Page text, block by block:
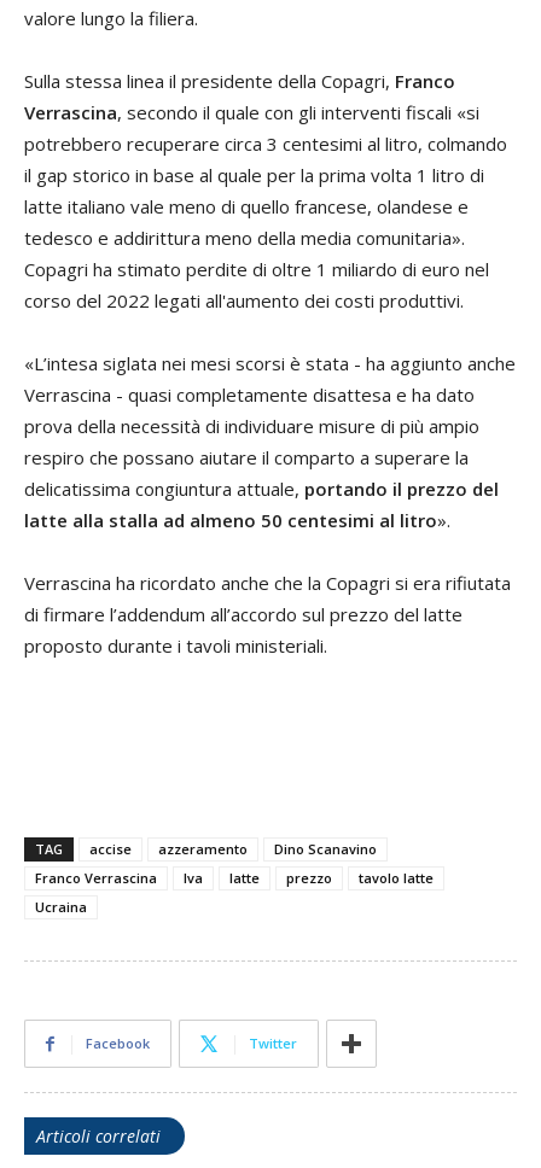
valore lungo la filiera.
Sulla stessa linea il presidente della Copagri, Franco
Verrascina, secondo il quale con gli interventi fiscali «si
potrebbero recuperare circa 3 centesimi al litro, colmando
il gap storico in base al quale per la prima volta 1 litro di
latte italiano vale meno di quello francese, olandese e
tedesco e addirittura meno della media comunitaria».
Copagri ha stimato perdite di oltre 1 miliardo di euro nel
corso del 2022 legati all'aumento dei costi produttivi.
«L’intesa siglata nei mesi scorsi è stata - ha aggiunto anche
Verrascina - quasi completamente disattesa e ha dato
prova della necessità di individuare misure di più ampio
respiro che possano aiutare il comparto a superare la
delicatissima congiuntura attuale, portando il prezzo del
latte alla stalla ad almeno 50 centesimi al litro».
Verrascina ha ricordato anche che la Copagri si era rifiutata
di firmare l’addendum all’accordo sul prezzo del latte
proposto durante i tavoli ministeriali.
TAG accise azzeramento
Dino Scanavino
Franco Verrascina
Iva latte prezzo
tavolo latte
Ucraina
Facebook Twitter
Articoli correlati